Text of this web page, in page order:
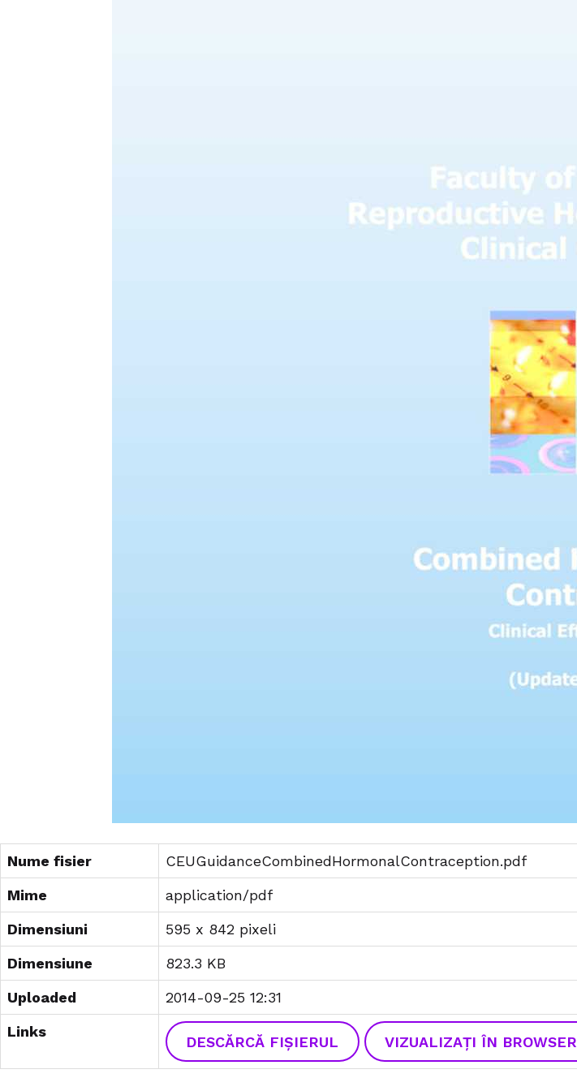
Nume fisier
CEUGuidanceCombinedHormonalContraception.pdf
Mime
application/pdf
Dimensiuni
595 x 842 pixeli
Dimensiune
823.3 KB
Uploaded
2014-09-25 12:31
Links
DESCĂRCĂ FIȘIERUL VIZUALIZAȚI ÎN BROWSER